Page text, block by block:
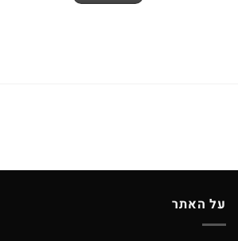
על האתר